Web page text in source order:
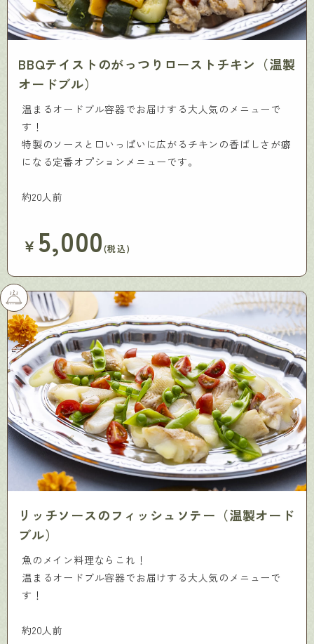
BBQテイストのがっつりローストチキン（温製
オードブル）
温まるオードブル容器でお届けする大人気のメニューで
す！
特製のソースと口いっぱいに広がるチキンの香ばしさが癖
になる定番オプションメニューです。
約20人前
￥5,000(税込)
リッチソースのフィッシュソテー（温製オード
ブル）
魚のメイン料理ならこれ！
温まるオードブル容器でお届けする大人気のメニューで
す！
約20人前